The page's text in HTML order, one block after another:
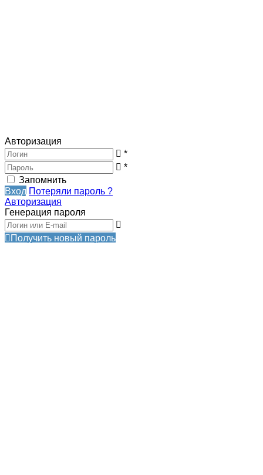
Авторизация
*
*
Запомнить
Вход Потеряли пароль ?
Авторизация
Генерация пароля
Получить новый пароль